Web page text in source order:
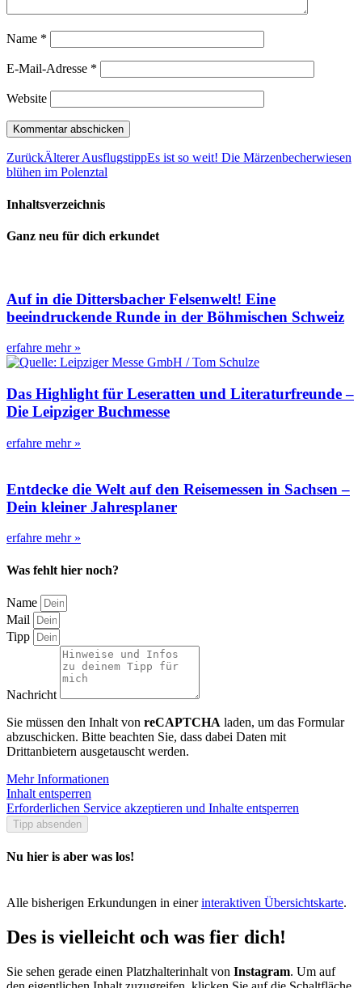
Name *
E-Mail-Adresse *
Website
ZurückÄlterer AusflugstippEs ist so weit! Die Märzenbecherwiesen
blühen im Polenztal
Inhaltsverzeichnis
Ganz neu für dich erkundet
Auf in die Dittersbacher Felsenwelt! Eine
beeindruckende Runde in der Böhmischen Schweiz
erfahre mehr »
Das Highlight für Leseratten und Literaturfreunde –
Die Leipziger Buchmesse
erfahre mehr »
Entdecke die Welt auf den Reisemessen in Sachsen –
Dein kleiner Jahresplaner
erfahre mehr »
Was fehlt hier noch?
Name
Mail
Tipp
Nachricht
Sie müssen den Inhalt von reCAPTCHA laden, um das Formular
abzuschicken. Bitte beachten Sie, dass dabei Daten mit
Drittanbietern ausgetauscht werden.
Mehr Informationen
Inhalt entsperren
Erforderlichen Service akzeptieren und Inhalte entsperren
Tipp absenden
Nu hier is aber was los!
Alle bisherigen Erkundungen in einerinteraktiven Übersichtskarte.
Des is vielleicht och was fier dich!
Sie sehen gerade einen Platzhalterinhalt von Instagram. Um auf